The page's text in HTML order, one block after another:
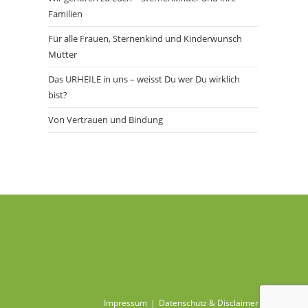
Familien
Für alle Frauen, Sternenkind und Kinderwunsch
Mütter
Das URHEILE in uns – weisst Du wer Du wirklich
bist?
Von Vertrauen und Bindung
Impressum Datenschutz & Disclaimer